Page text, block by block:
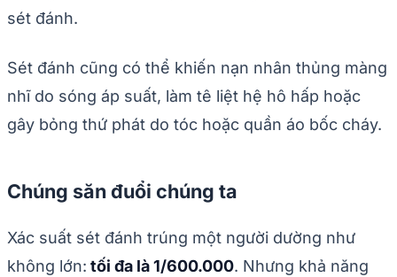
sét đánh.
Sét đánh cũng có thể khiến nạn nhân thủng màng
nhĩ do sóng áp suất, làm tê liệt hệ hô hấp hoặc
gây bỏng thứ phát do tóc hoặc quần áo bốc cháy.
Chúng săn đuổi chúng ta
Xác suất sét đánh trúng một người dường như
không lớn: tối đa là 1/600.000. Nhưng khả năng